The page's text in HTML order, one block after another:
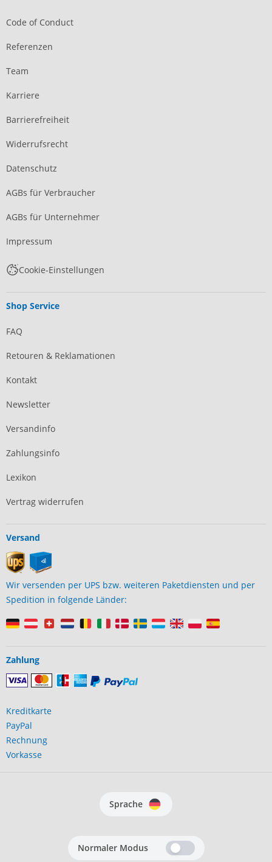
Code of Conduct
Referenzen
Team
Karriere
Barrierefreiheit
Widerrufsrecht
Datenschutz
AGBs für Verbraucher
AGBs für Unternehmer
Impressum
Cookie-Einstellungen
Shop Service
FAQ
Retouren & Reklamationen
Kontakt
Newsletter
Versandinfo
Zahlungsinfo
Lexikon
Vertrag widerrufen
Versand
Wir versenden per UPS bzw. weiteren Paketdiensten und per
Spedition in folgende Länder:
Zahlung
Kreditkarte
PayPal
Rechnung
Vorkasse
Sprache
Normaler Modus